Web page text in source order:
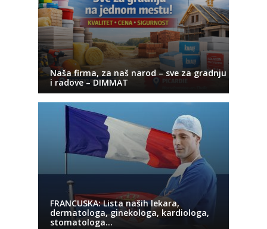
Naša firma, za naš narod – sve za gradnju
i radove – DIMMAT
FRANCUSKA: Lista naših lekara,
dermatologa, ginekologa, kardiologa,
stomatologa…